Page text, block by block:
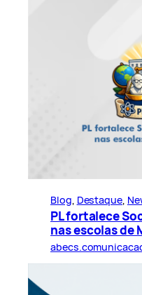
Blog Destaque
PL fortalece
nas escolas de